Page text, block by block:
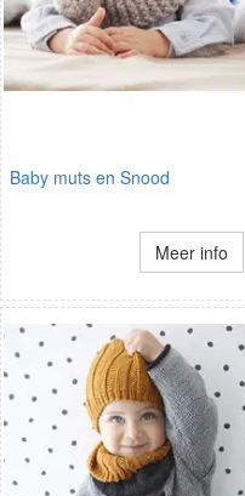
Baby muts en Snood
Meer info